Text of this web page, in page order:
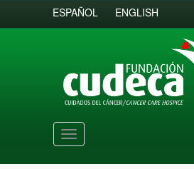
ESPAÑOL ENGLISH
Toggle
navigation